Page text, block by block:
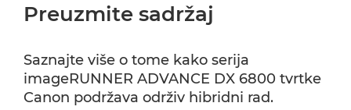
Preuzmite sadržaj
Saznajte više o tome kako serija
imageRUNNER ADVANCE DX 6800 tvrtke
Canon podržava održiv hibridni rad.